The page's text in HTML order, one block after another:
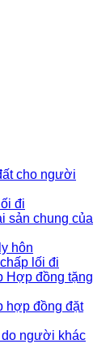
cho người
đi
sản chung của
hôn
lối đi
Hợp đồng tặng
hợp đồng đặt
do người khác